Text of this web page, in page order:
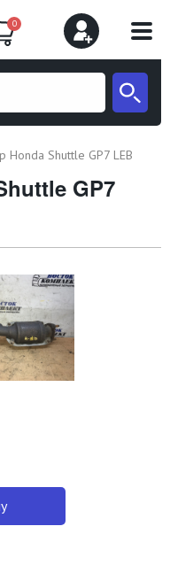
0
Honda Shuttle GP7 LEB
GP7